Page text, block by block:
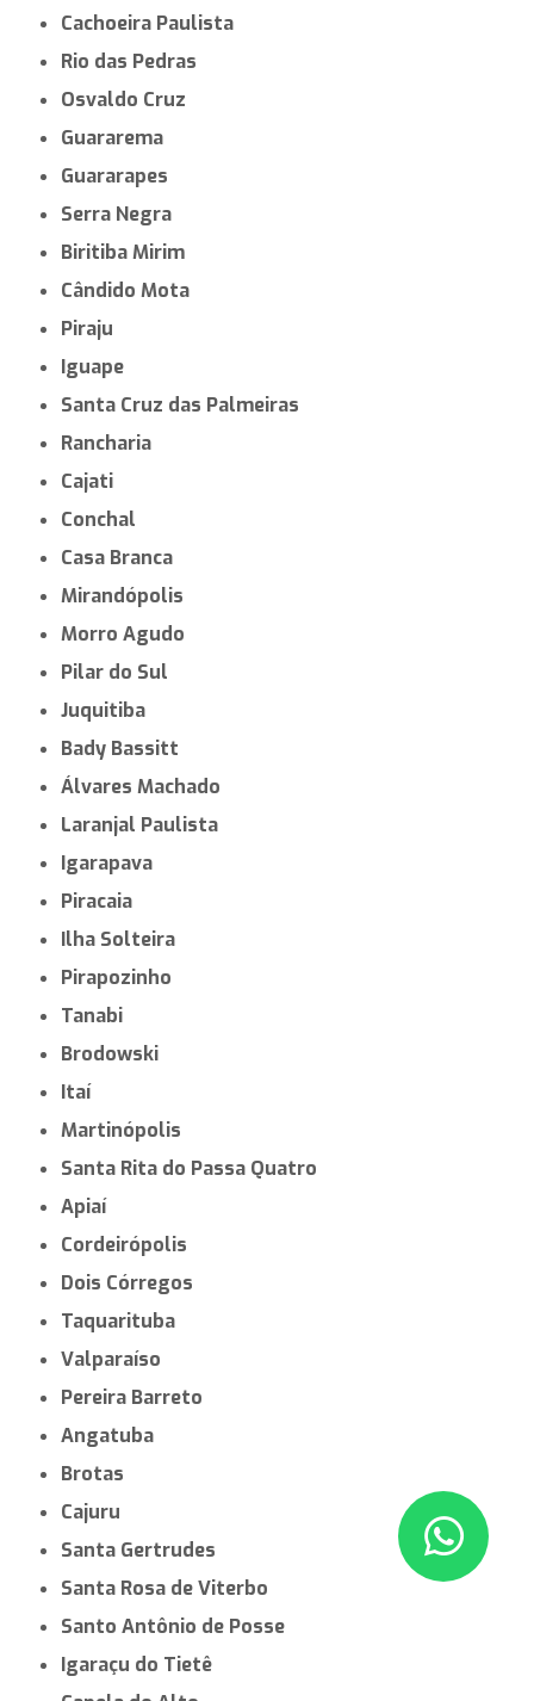
Cachoeira Paulista
Rio das Pedras
Osvaldo Cruz
Guararema
Guararapes
Serra Negra
Biritiba Mirim
Cândido Mota
Piraju
Iguape
Santa Cruz das Palmeiras
Rancharia
Cajati
Conchal
Casa Branca
Mirandópolis
Morro Agudo
Pilar do Sul
Juquitiba
Bady Bassitt
Álvares Machado
Laranjal Paulista
Igarapava
Piracaia
Ilha Solteira
Pirapozinho
Tanabi
Brodowski
Itaí
Martinópolis
Santa Rita do Passa Quatro
Apiaí
Cordeirópolis
Dois Córregos
Taquarituba
Valparaíso
Pereira Barreto
Angatuba
Brotas
Cajuru
Santa Gertrudes
Santa Rosa de Viterbo
Santo Antônio de Posse
Igaraçu do Tietê